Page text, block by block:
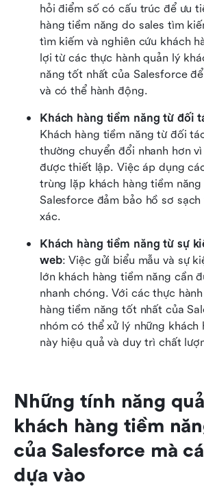
hỏi điểm số có cấu trúc để ưu
hàng tiềm năng do sales tìm
tìm kiếm và nghiên cứu khách
lợi từ các thực hành quản lý
năng tốt nhất của Salesforce
và có thể hành động.
Khách hàng tiềm năng từ đối
Khách hàng tiềm năng từ đối
thường chuyển đổi nhanh hơn
được thiết lập. Việc áp dụng
trùng lặp khách hàng tiềm năng
Salesforce đảm bảo hồ sơ
xác.
Khách hàng tiềm năng từ sự
web: Việc gửi biểu mẫu và sự
lớn khách hàng tiềm năng cần
nhanh chóng. Với các thực
hàng tiềm năng tốt nhất của
nhóm có thể xử lý những khách
này hiệu quả và duy trì chất
Những tính năng
khách hàng tiềm
của Salesforce mà
dựa vào